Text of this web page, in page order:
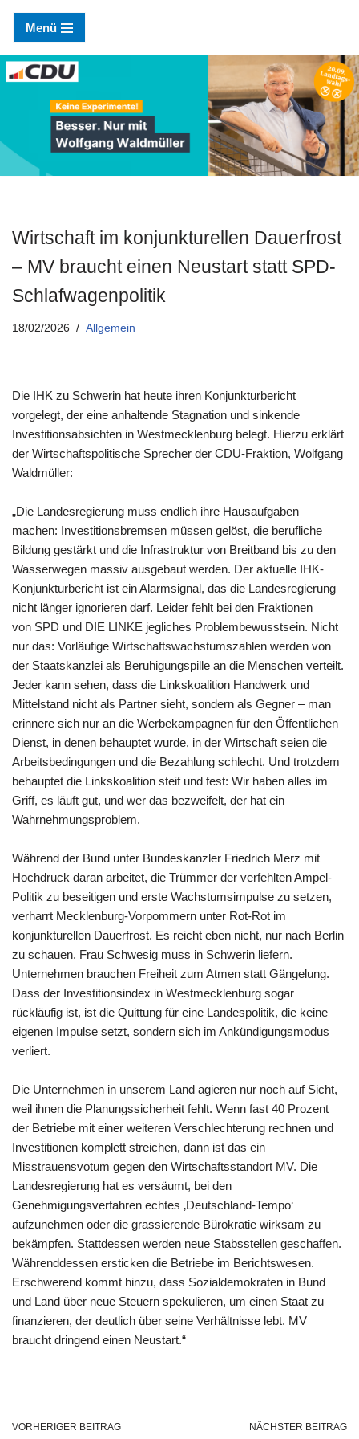
Zum
Inhalt
springen
Menü
Wirtschaft im konjunkturellen Dauerfrost
– MV braucht einen Neustart statt SPD-
Schlafwagenpolitik
18/02/2026 Allgemein
Die IHK zu Schwerin hat heute ihren Konjunkturbericht
vorgelegt, der eine anhaltende Stagnation und sinkende
Investitionsabsichten in Westmecklenburg belegt. Hierzu erklärt
der Wirtschaftspolitische Sprecher der CDU-Fraktion, Wolfgang
Waldmüller:
„Die Landesregierung muss endlich ihre Hausaufgaben
machen: Investitionsbremsen müssen gelöst, die berufliche
Bildung gestärkt und die Infrastruktur von Breitband bis zu den
Wasserwegen massiv ausgebaut werden. Der aktuelle IHK-
Konjunkturbericht ist ein Alarmsignal, das die Landesregierung
nicht länger ignorieren darf. Leider fehlt bei den Fraktionen
von SPD und DIE LINKE jegliches Problembewusstsein. Nicht
nur das: Vorläufige Wirtschaftswachstumszahlen werden von
der Staatskanzlei als Beruhigungspille an die Menschen verteilt.
Jeder kann sehen, dass die Linkskoalition Handwerk und
Mittelstand nicht als Partner sieht, sondern als Gegner – man
erinnere sich nur an die Werbekampagnen für den Öffentlichen
Dienst, in denen behauptet wurde, in der Wirtschaft seien die
Arbeitsbedingungen und die Bezahlung schlecht. Und trotzdem
behauptet die Linkskoalition steif und fest: Wir haben alles im
Griff, es läuft gut, und wer das bezweifelt, der hat ein
Wahrnehmungsproblem.
Während der Bund unter Bundeskanzler Friedrich Merz mit
Hochdruck daran arbeitet, die Trümmer der verfehlten Ampel-
Politik zu beseitigen und erste Wachstumsimpulse zu setzen,
verharrt Mecklenburg-Vorpommern unter Rot-Rot im
konjunkturellen Dauerfrost. Es reicht eben nicht, nur nach Berlin
zu schauen. Frau Schwesig muss in Schwerin liefern.
Unternehmen brauchen Freiheit zum Atmen statt Gängelung.
Dass der Investitionsindex in Westmecklenburg sogar
rückläufig ist, ist die Quittung für eine Landespolitik, die keine
eigenen Impulse setzt, sondern sich im Ankündigungsmodus
verliert.
Die Unternehmen in unserem Land agieren nur noch auf Sicht,
weil ihnen die Planungssicherheit fehlt. Wenn fast 40 Prozent
der Betriebe mit einer weiteren Verschlechterung rechnen und
Investitionen komplett streichen, dann ist das ein
Misstrauensvotum gegen den Wirtschaftsstandort MV. Die
Landesregierung hat es versäumt, bei den
Genehmigungsverfahren echtes ‚Deutschland-Tempo‘
aufzunehmen oder die grassierende Bürokratie wirksam zu
bekämpfen. Stattdessen werden neue Stabsstellen geschaffen.
Währenddessen ersticken die Betriebe im Berichtswesen.
Erschwerend kommt hinzu, dass Sozialdemokraten in Bund
und Land über neue Steuern spekulieren, um einen Staat zu
finanzieren, der deutlich über seine Verhältnisse lebt. MV
braucht dringend einen Neustart.“
VORHERIGER BEITRAG NÄCHSTER BEITRAG